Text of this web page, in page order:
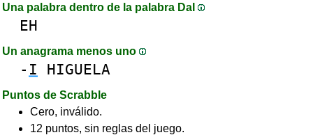
Una palabra dentro de la palabra DaI
EH
Un anagrama menos uno
- I HIGUELA
Puntos de Scrabble
Cero, inválido.
12 puntos, sin reglas del juego.